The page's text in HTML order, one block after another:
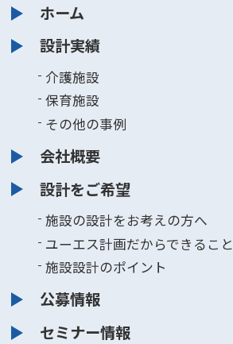
ホーム
設計実績
介護施設
保育施設
その他の事例
会社概要
設計をご希望
施設の設計をお考えの方へ
ユーエス計画だからできること
施設設計のポイント
公募情報
セミナー情報